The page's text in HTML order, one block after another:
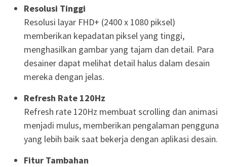
Resolusi Tinggi
Resolusi layar FHD+ (2400 x 1080 piksel)
memberikan kepadatan piksel yang tinggi,
menghasilkan gambar yang tajam dan detail. Para
desainer dapat melihat detail halus dalam desain
mereka dengan jelas.
Refresh Rate 120Hz
Refresh rate 120Hz membuat scrolling dan animasi
menjadi mulus, memberikan pengalaman pengguna
yang lebih baik saat bekerja dengan aplikasi desain.
Fitur Tambahan